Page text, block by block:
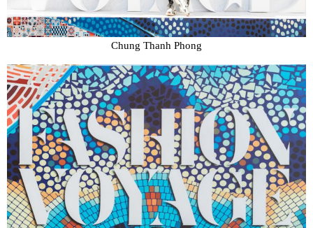
Chung Thanh Phong